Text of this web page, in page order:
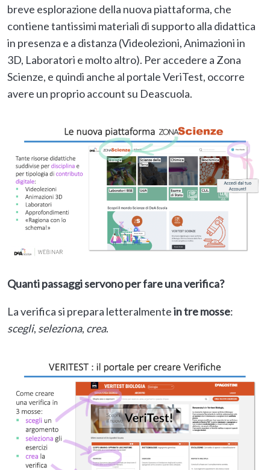
breve esplorazione della nuova piattaforma, che
contiene tantissimi materiali di supporto alla didattica
in presenza e a distanza (Videolezioni, Animazioni in
3D, Laboratori e molto altro). Per accedere a Zona
Scienze, e quindi anche al portale VeriTest, occorre
avere un proprio account su Deascuola.
Quanti passaggi servono per fare una verifica?
La verifica si prepara letteralmentein tre mosse:
scegli, seleziona, crea.